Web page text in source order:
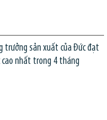
trưởng sản xuất của Đức đạt
cao nhất trong 4 tháng